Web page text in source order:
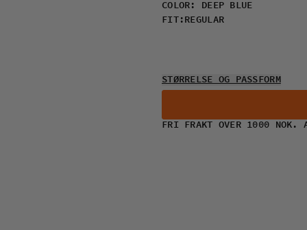
COLOR :
DEEP BLUE
FIT: REGULAR
STØRRELSE OG PASSFORM
FRI FRAKT OVER 1000 NOK.